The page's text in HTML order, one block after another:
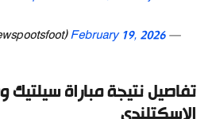
— Newspoots (@newspootsfoot)
February 19, 2026
تفاصيل نتيجة مباراة سيلتيك